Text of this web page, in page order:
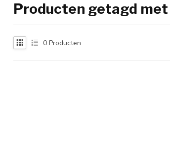
Producten getagd
0 Producten